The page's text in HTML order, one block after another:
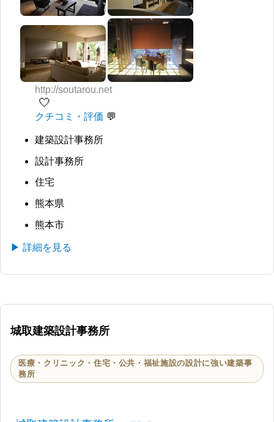
http://soutarou.net
🤍
クチコミ・評価
建築設計事務所
設計事務所
住宅
熊本県
熊本市
▶ 詳細を見る
城取建築設計事務所
医療・クリニック・住宅・公共・福祉施設の設計に強い建築事
務所